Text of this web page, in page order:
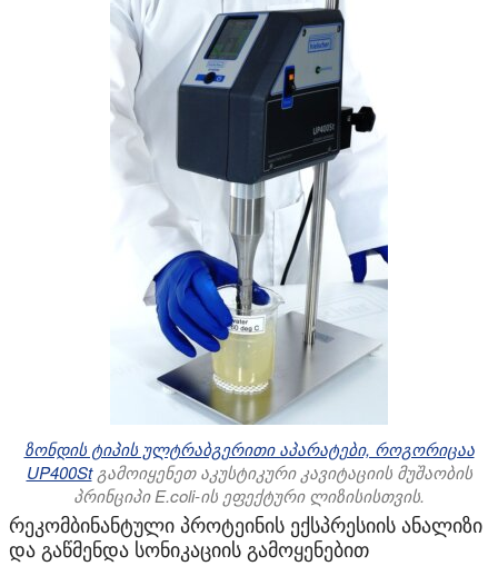
ზონდის ტიპის ულტრაბგერითი აპარატები, როგორიცაა
UP400Stგამოიყენეთ აკუსტიკური კავიტაციის მუშაობის
პრინციპი E.coli-ის ეფექტური ლიზისისთვის.
რეკომბინანტული პროტეინის ექსპრესიის ანალიზი
და გაწმენდა სონიკაციის გამოყენებით